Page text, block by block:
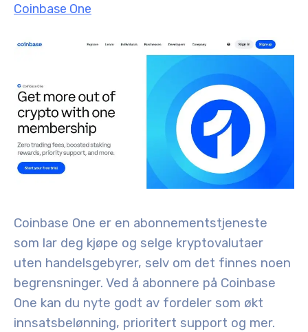
Coinbase One
Coinbase One er en abonnementstjeneste
som lar deg kjøpe og selge kryptovalutaer
uten handelsgebyrer, selv om det finnes noen
begrensninger. Ved å abonnere på Coinbase
One kan du nyte godt av fordeler som økt
innsatsbelønning, prioritert support og mer.